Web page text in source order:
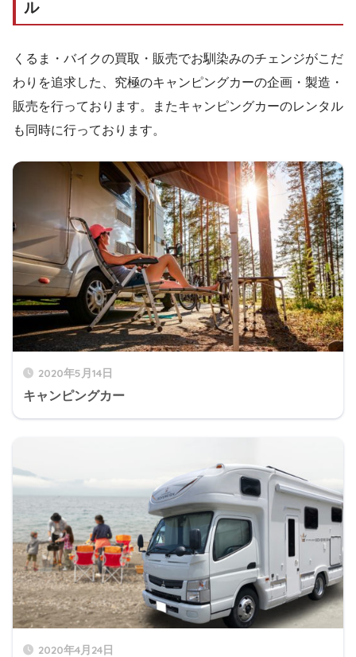
ル
くるま・バイクの買取・販売でお馴染みのチェンジがこだ
わりを追求した、究極のキャンピングカーの企画・製造・
販売を行っております。またキャンピングカーのレンタル
も同時に行っております。
2020年5月14日
キャンピングカー
2020年4月24日